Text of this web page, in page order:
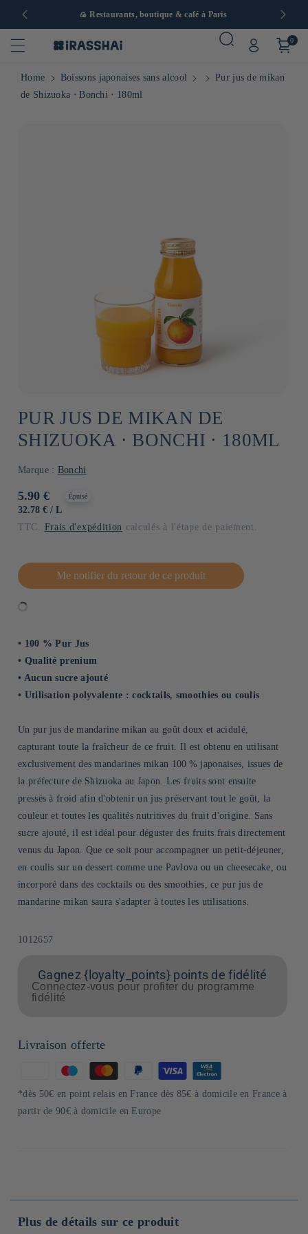
Europe 🍙 Restaurants, boutique & café à Paris
0
Home Boissons japonaises sans alcool
Pur jus de mikan
de Shizuoka ⋅ Bonchi ⋅ 180ml
PUR JUS DE MIKAN DE
SHIZUOKA ⋅ BONCHI ⋅ 180ML
Marque : Bonchi
Prix
habituel
5.90 €
PRIX
32.78 € / PAR
L
Épuisé
TTC. Frais d'expédition calculés à l'étape de paiement.
Me notifier du retour de ce produit
• 100 % Pur Jus
• Qualité prenium
• Aucun sucre ajouté
• Utilisation polyvalente : cocktails, smoothies ou coulis
Un pur jus de mandarine mikan au goût doux et acidulé,
capturant toute la fraîcheur de ce fruit. Il est obtenu en utilisant
exclusivement des mandarines mikan 100 % japonaises, issues de
la préfecture de Shizuoka au Japon. Les fruits sont ensuite
pressés à froid afin d'obtenir un jus préservant tout le goût, la
couleur et toutes les qualités nutritives du fruit d'origine. Sans
sucre ajouté, il est idéal pour déguster des fruits frais directement
venus du Japon. Que ce soit pour accompagner un petit-déjeuner,
en coulis sur un dessert comme une Pavlova ou un cheesecake, ou
incorporé dans des cocktails ou des smoothies, ce pur jus de
mandarine mikan saura s'adapter à toutes les utilisations.
SKU:
1012657
Gagnez {loyalty_points} points de fidélité
Connectez-vous pour profiter du programme
fidélité
Livraison offerte
de
paiement
*dès 50€ en point relais en France dès 85€ à domicile en France à
partir de 90€ à domicile en Europe
Plus de détails sur ce produit